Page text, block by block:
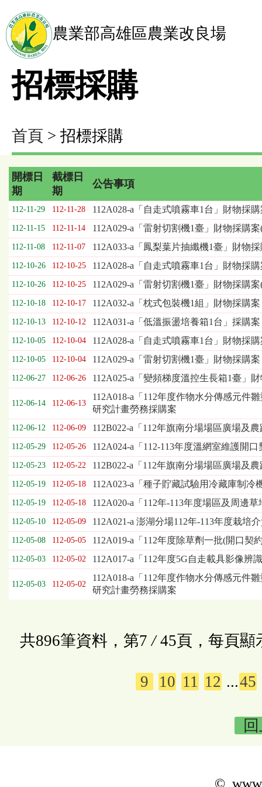
農業部高雄區農業改良場
招標採購
首頁 > 招標採購
招
標
採
購
列
表，
欄
位
依
序
開
標
期、
截
標
期、
公
告
事
項
開標日
期
截標日
期
公告事項
112-11-29 112-11-28 112A028-a「自走式噴霧車1台」財物採
112-11-15 112-11-14 112A029-a「雷射切割機1臺」財物採購
112-11-08 112-11-07 112A033-a「鳳梨葉片抽纖機1臺」財物
112-10-26 112-10-25 112A028-a「自走式噴霧車1台」財物採
112-10-26 112-10-25 112A029-a「雷射切割機1臺」財物採購
112-10-18 112-10-17 112A032-a「枕式包裝機1組」財物採購案
112-10-13 112-10-12 112A031-a「低溫振盪培養箱1台」採購案
112-10-05 112-10-04 112A028-a「自走式噴霧車1台」財物採
112-10-05 112-10-04 112A029-a「雷射切割機1臺」財物採購案
112-06-27 112-06-26 112A025-a「變頻梯度溫控生長箱1臺」
112-06-14 112-06-13
112A018-a「112年度作物水分傳感元件
研究計畫勞務採購案
112-06-12 112-06-09 112B022-a「112年旗南分場場區廣場及
112-05-29 112-05-26 112A024-a「112-113年度溫網室維護開
112-05-23 112-05-22 112B022-a「112年旗南分場場區廣場及
112-05-19 112-05-18 112A023-a「種子貯藏試驗用冷藏庫制冷
112-05-19 112-05-18 112A020-a「112年-113年度場區及周邊
112-05-10 112-05-09 112A021-a 澎湖分場112年-113年度栽培
112-05-08 112-05-05 112A019-a「112年度除草劑一批(開口契
112-05-03 112-05-02 112A017-a「112年度5G自走載具影像
112-05-03 112-05-02
112A018-a「112年度作物水分傳感元件
研究計畫勞務採購案
共896筆資料，第7 /45頁，每頁顯
9 10 11 12 ...45
©